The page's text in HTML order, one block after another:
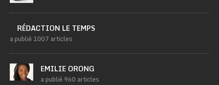
RÉDACTION LE TEMPS
a publié 1007 articles
EMILIE ORONG
a publié 960 articles